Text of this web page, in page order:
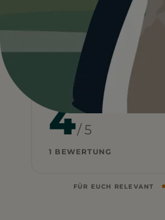
Heute ist
28°C und sonnig,
Wetterdaten:
4/ 5
1 BEWERTUNG
FÜR EUCH RELEVANT